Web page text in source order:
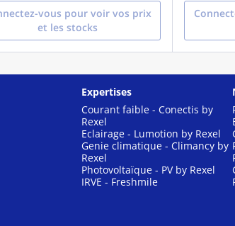
vous pour voir vos prix
et les stocks
Expertises
Courant faible - Conectis by
Rexel
Eclairage - Lumotion by Rexel
Genie climatique - Climancy by
Rexel
Photovoltaïque - PV by Rexel
IRVE - Freshmile